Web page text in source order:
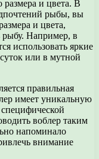
размера и цвета. В
рыбы, вы
и цвета,
рыбу. Например, в
использовать яркие
или в мутной
правильная
имеет уникальную
воблер таким
напоминало
внимание